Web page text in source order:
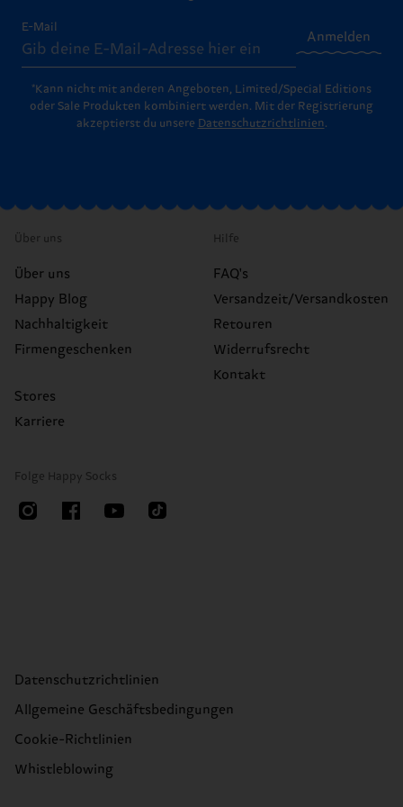
E-Mail
Anmelden
*Kann nicht mit anderen Angeboten, Limited/Special Editions
oder Sale Produkten kombiniert werden. Mit der Registrierung
akzeptierst du unsere Datenschutzrichtlinien.
Über uns
Über uns
Happy Blog
Nachhaltigkeit
Firmengeschenken
Stores
Karriere
Hilfe
FAQ's
Versandzeit/Versandkosten
Retouren
Widerrufsrecht
Kontakt
Folge Happy Socks
Datenschutzrichtlinien
Allgemeine Geschäftsbedingungen
Cookie-Richtlinien
Whistleblowing